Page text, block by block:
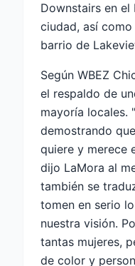
Downstairs en el
ciudad, así
barrio de
Según WBEZ
el respaldo de
mayoría locales.
demostrando
quiere y merece
dijo LaMora al
también se
tomen en serio
nuestra visión.
tantas mujeres,
de color y